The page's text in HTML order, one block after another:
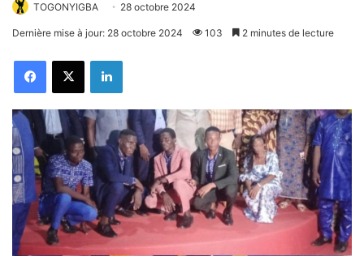
TOGONYIGBA 28 octobre 2024
Dernière mise à jour: 28 octobre 2024 103 2 minutes de lecture
FacebookX Linkedin